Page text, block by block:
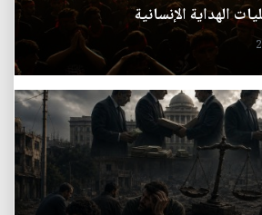
الهداية الإنسانية